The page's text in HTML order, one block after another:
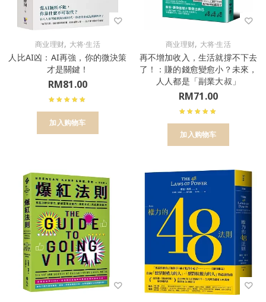
商业理财, 大将·生活
人比AI凶：AI再強，你的微決策
才是關鍵！
RM81.00
加入购物车
商业理财, 大将·生活
再不增加收入，生活就撐不下去
了！：賺的錢愈變愈小？未來，
人人都是「副業大叔」
RM71.00
加入购物车